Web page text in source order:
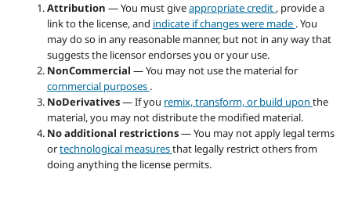
Attribution — You must giveappropriate credit , provide a
link to the license, and indicate if changes were made . You
may do so in any reasonable manner, but not in any way that
suggests the licensor endorses you or your use.
NonCommercial — You may not use the material for
commercial purposes .
NoDerivatives— If you remix, transform, or build upon the
material, you may not distribute the modified material.
No additional restrictions— You may not apply legal terms
ortechnological measuresthat legally restrict others from
doing anything the license permits.